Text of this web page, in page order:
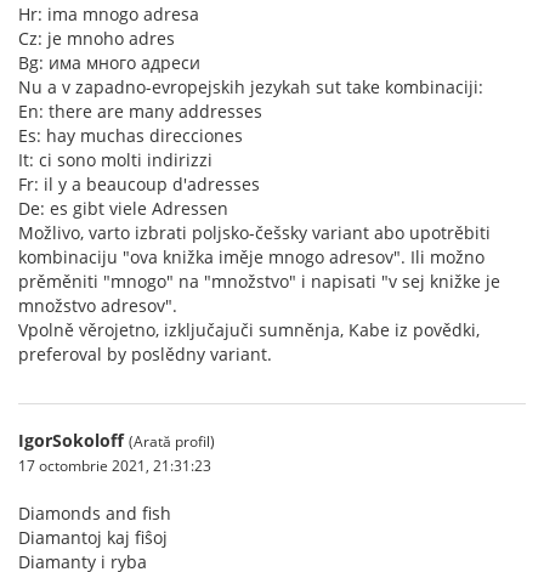
Hr: ima mnogo adresa
Cz: je mnoho adres
Bg: има много адреси
Nu a v zapadno-evropejskih jezykah sut take kombinaciji:
En: there are many addresses
Es: hay muchas direcciones
It: ci sono molti indirizzi
Fr: il y a beaucoup d'adresses
De: es gibt viele Adressen
Možlivo, varto izbrati poljsko-češsky variant abo upotrěbiti
kombinaciju "ova knižka iměje mnogo adresov". Ili možno
prěměniti "mnogo" na "množstvo" i napisati "v sej knižke je
množstvo adresov".
Vpolně věrojetno, izključajuči sumněnja, Kabe iz povědki,
preferoval by poslědny variant.
IgorSokoloff (Arată profil)
17 octombrie 2021, 21:31:23
Diamonds and fish
Diamantoj kaj fiŝoj
Diamanty i ryba